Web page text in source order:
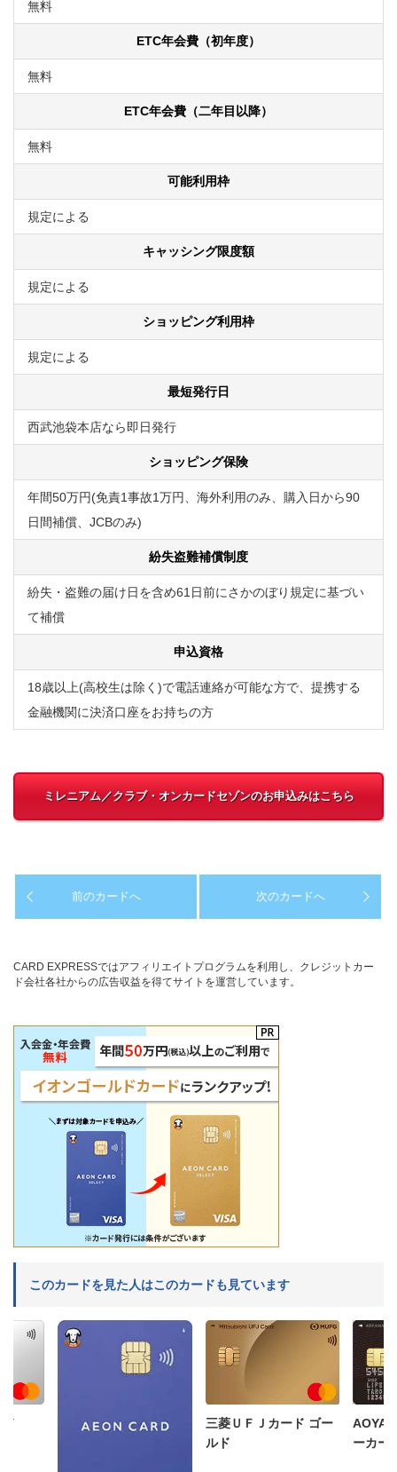
無料
ETC年会費（初年度）
無料
ETC年会費（二年目以降）
無料
可能利用枠
規定による
キャッシング限度額
規定による
ショッピング利用枠
規定による
最短発行日
西武池袋本店なら即日発行
ショッピング保険
年間50万円(免責1事故1万円、海外利用のみ、購入日から90
日間補償、JCBのみ)
紛失盗難補償制度
紛失・盗難の届け日を含め61日前にさかのぼり規定に基づい
て補償
申込資格
18歳以上(高校生は除く)で電話連絡が可能な方で、提携する
金融機関に決済口座をお持ちの方
ミレニアム／クラブ・オンカードセゾンのお申込みはこちら
前のカードへ 次のカードへ
CARD EXPRESSではアフィリエイトプログラムを利用し、クレジットカー
ド会社各社からの広告収益を得てサイトを運営しています。
このカードを見た人はこのカードも見ています
三菱ＵＦＪカード ゴー
ルド
ーカー